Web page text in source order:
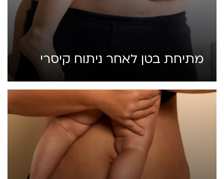
מתיחת בטן לאחר ניתוח קיסרי